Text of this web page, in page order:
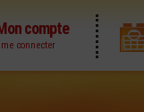
compte
me connecter